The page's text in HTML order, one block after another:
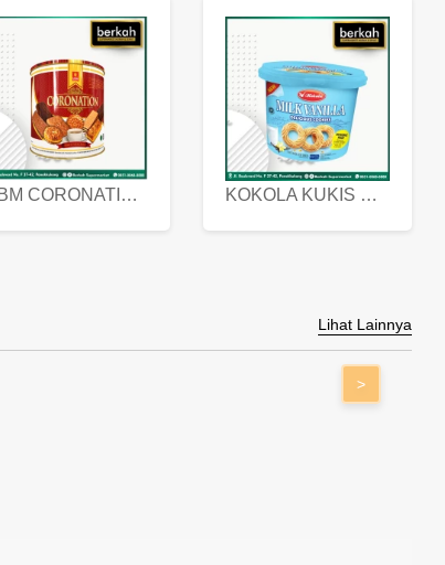
UBM CORONATION ASSORTED BISKUIT KALENG 450 GRAM KOKOLA KUKIS HYGIENIC MILK VANILLA PACK 320 GR
Lihat Lainnya
>